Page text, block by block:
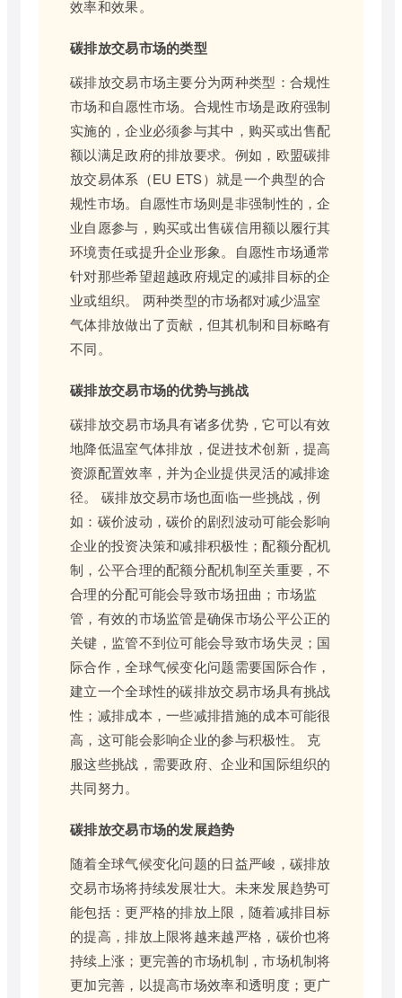
效率和效果。
碳排放交易市场的类型
碳排放交易市场主要分为两种类型：合规性
市场和自愿性市场。合规性市场是政府强制
实施的，企业必须参与其中，购买或出售配
额以满足政府的排放要求。例如，欧盟碳排
放交易体系（EU ETS）就是一个典型的合
规性市场。自愿性市场则是非强制性的，企
业自愿参与，购买或出售碳信用额以履行其
环境责任或提升企业形象。自愿性市场通常
针对那些希望超越政府规定的减排目标的企
业或组织。 两种类型的市场都对减少温室
气体排放做出了贡献，但其机制和目标略有
不同。
碳排放交易市场的优势与挑战
碳排放交易市场具有诸多优势，它可以有效
地降低温室气体排放，促进技术创新，提高
资源配置效率，并为企业提供灵活的减排途
径。 碳排放交易市场也面临一些挑战，例
如：碳价波动，碳价的剧烈波动可能会影响
企业的投资决策和减排积极性；配额分配机
制，公平合理的配额分配机制至关重要，不
合理的分配可能会导致市场扭曲；市场监
管，有效的市场监管是确保市场公平公正的
关键，监管不到位可能会导致市场失灵；国
际合作，全球气候变化问题需要国际合作，
建立一个全球性的碳排放交易市场具有挑战
性；减排成本，一些减排措施的成本可能很
高，这可能会影响企业的参与积极性。 克
服这些挑战，需要政府、企业和国际组织的
共同努力。
碳排放交易市场的发展趋势
随着全球气候变化问题的日益严峻，碳排放
交易市场将持续发展壮大。未来发展趋势可
能包括：更严格的排放上限，随着减排目标
的提高，排放上限将越来越严格，碳价也将
持续上涨；更完善的市场机制，市场机制将
更加完善，以提高市场效率和透明度；更广